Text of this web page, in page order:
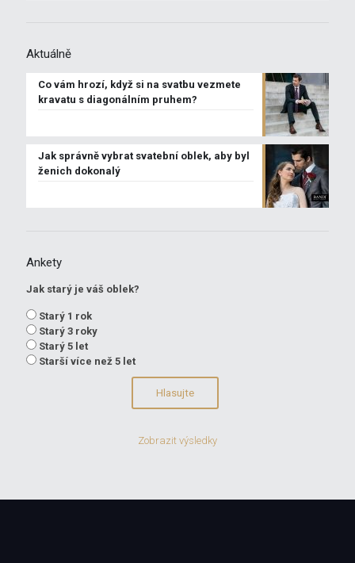
Aktuálně
Co vám hrozí, když si na svatbu vezmete
kravatu s diagonálním pruhem?
Jak správně vybrat svatební oblek, aby byl
ženich dokonalý
Ankety
Jak starý je váš oblek?
Starý 1 rok
Starý 3 roky
Starý 5 let
Starší více než 5 let
Zobrazit výsledky